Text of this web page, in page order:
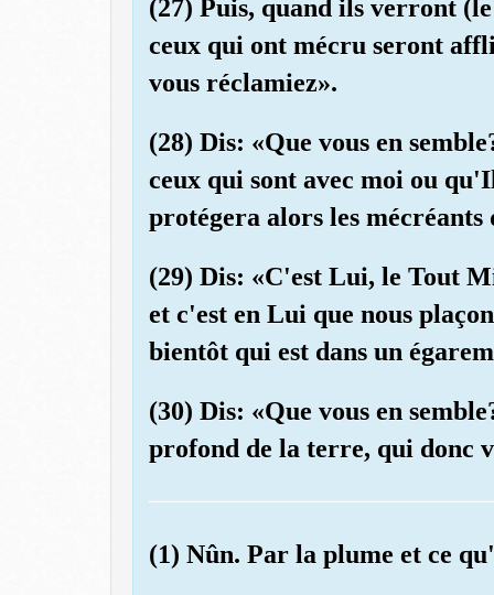
(27) Puis, quand ils verront
ceux qui ont mécru seront
vous réclamiez».
(28) Dis: «Que vous en
ceux qui sont avec moi ou
protégera alors les
(29) Dis: «C'est Lui, le Tout
et c'est en Lui que nous
bientôt qui est dans un
(30) Dis: «Que vous en
profond de la terre, qui donc
(1) Nûn. Par la plume et ce